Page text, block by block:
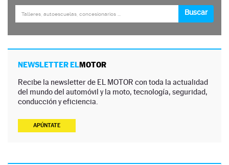
NEWSLETTER ELMOTOR
Recibe la newsletter de EL MOTOR con toda la actualidad
del mundo del automóvil y la moto, tecnología, seguridad,
conducción y eficiencia.
APÚNTATE